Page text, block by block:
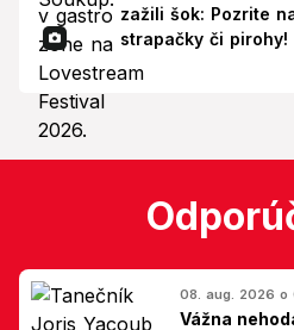
zažili šok: Pozrite
strapačky či pirohy!
08. aug. 2026 o
Vážna